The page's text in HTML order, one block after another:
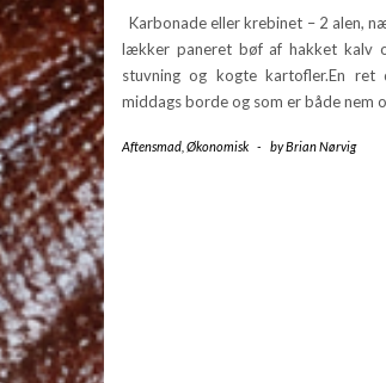
Karbonade eller krebinet – 2 alen,
lækker paneret bøf af hakket kalv
stuvning og kogte kartofler.En
middags borde og som er både nem
Aftensmad Økonomisk - byBrian Nørvig